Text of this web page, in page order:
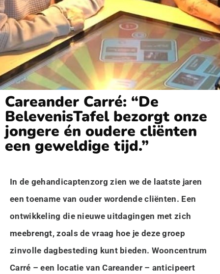
Careander Carré: “De
BelevenisTafel bezorgt onze
jongere én oudere cliënten
een geweldige tijd.”
In de gehandicaptenzorg zien we de laatste jaren
een toename van ouder wordende cliënten. Een
ontwikkeling die nieuwe uitdagingen met zich
meebrengt, zoals de vraag hoe je deze groep
zinvolle dagbesteding kunt bieden. Wooncentrum
Carré – een locatie van Careander – anticipeert